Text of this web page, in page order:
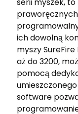
ich dowolną
myszy
aż do 3200,
pomocą
software